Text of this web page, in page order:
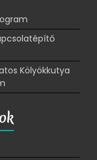
Kölyökkutya